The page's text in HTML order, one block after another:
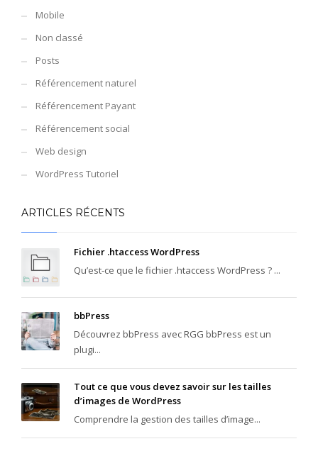
Mobile
Non classé
Posts
Référencement naturel
Référencement Payant
Référencement social
Web design
WordPress Tutoriel
ARTICLES RÉCENTS
Fichier .htaccess WordPress
Qu’est-ce que le fichier .htaccess WordPress ? ...
bbPress
Découvrez bbPress avec RGG bbPress est un
plugi...
Tout ce que vous devez savoir sur les tailles
d’images de WordPress
Comprendre la gestion des tailles d’image...